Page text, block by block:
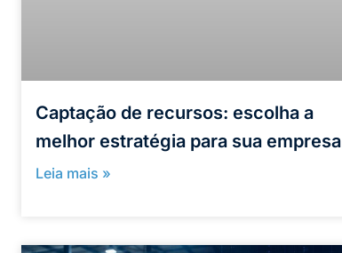
Captação de recursos: escolha a
melhor estratégia para sua empresa
Leia mais »